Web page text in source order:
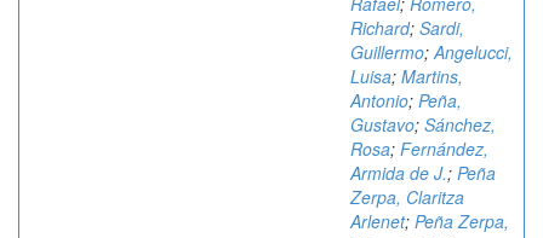
Richard; Sardi,
Guillermo;Angelucci,
Luisa; Martins,
Antonio; Peña,
Gustavo; Sánchez,
Rosa; Fernández,
Armida de J.; Peña
Zerpa, Claritza
Arlenet; Peña Zerpa,